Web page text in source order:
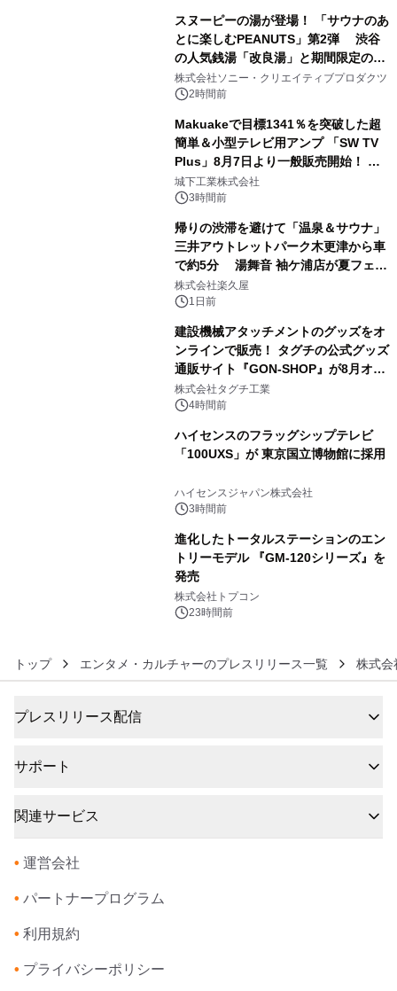
スヌーピーの湯が登場！ 「サウナのあ
とに楽しむPEANUTS」第2弾 渋谷
の人気銭湯「改良湯」と期間限定のコ
ラボレーション サウナイキタイコラ
ボグッズも発売決定！
株式会社ソニー・クリエイティブプロダクツ
2時間前
Makuakeで目標1341％を突破した超
簡単＆小型テレビ用アンプ 「SW TV
Plus」8月7日より一般販売開始！ ケ
ーブル1本つなぐだけ、テレビの音が
ぐっと豊かに
城下工業株式会社
3時間前
帰りの渋滞を避けて「温泉＆サウナ」
三井アウトレットパーク木更津から車
で約5分 湯舞音 袖ケ浦店が夏フェア
メニューを提供
株式会社楽久屋
1日前
建設機械アタッチメントのグッズをオ
ンラインで販売！ タグチの公式グッズ
通販サイト『GON-SHOP』が8月オー
プン
株式会社タグチ工業
4時間前
ハイセンスのフラッグシップテレビ
「100UXS」が 東京国立博物館に採用
ハイセンスジャパン株式会社
3時間前
進化したトータルステーションのエン
トリーモデル 『GM-120シリーズ』を
発売
株式会社トプコン
23時間前
トップ エンタメ・カルチャーのプレスリリース一覧 株式会
プレスリリース配信
サポート
関連サービス
• 運営会社
• パートナープログラム
• 利用規約
• プライバシーポリシー